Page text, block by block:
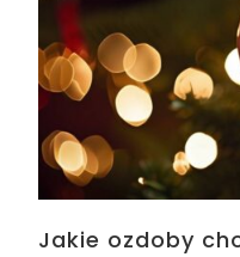
Jakie ozdoby